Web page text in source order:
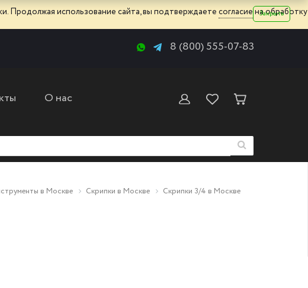
Продолжая использование сайта, вы подтверждаете согласиена обработку
Закрыть
8 (800) 555-07-83
О нас
в Москве Скрипки в Москве
Скрипки 3/4 в Москве